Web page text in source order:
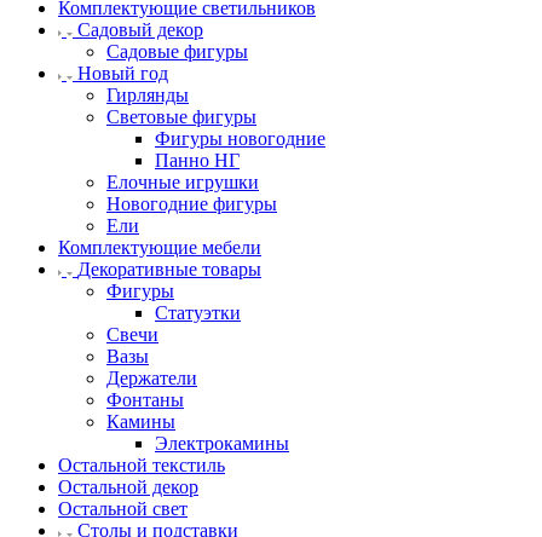
Комплектующие светильников
Садовый декор
Садовые фигуры
Новый год
Гирлянды
Световые фигуры
Фигуры новогодние
Панно НГ
Елочные игрушки
Новогодние фигуры
Ели
Комплектующие мебели
Декоративные товары
Фигуры
Статуэтки
Свечи
Вазы
Держатели
Фонтаны
Камины
Электрокамины
Остальной текстиль
Остальной декор
Остальной свет
Столы и подставки